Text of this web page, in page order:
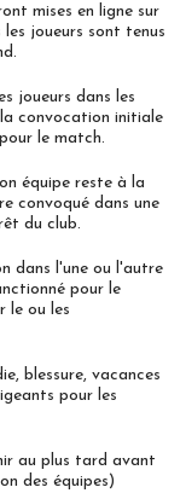
mises en ligne sur
joueurs sont tenus
joueurs dans les
convocation initiale
le match.
équipe reste à la
convoqué dans une
du club.
dans l'une ou l'autre
pour le
le ou les
blessure, vacances
pour les
au plus tard avant
des équipes)